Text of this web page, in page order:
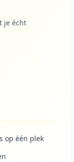
je écht
op één plek